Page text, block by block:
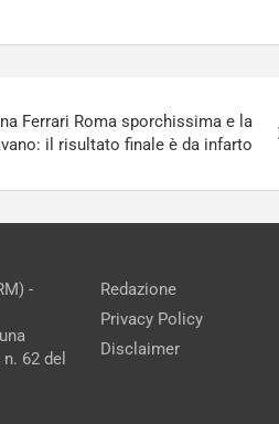
Ferrari Roma sporchissima e la
il risultato finale è da infarto
-
62 del
Redazione
Privacy Policy
Disclaimer